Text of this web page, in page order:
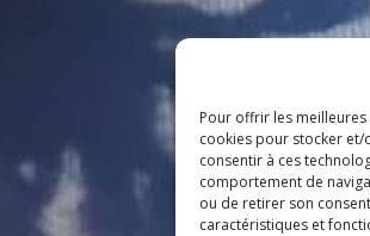
Pour offrir les
cookies pour stocker et/
consentir à ces
comportement de
ou de retirer son
caractéristiques et